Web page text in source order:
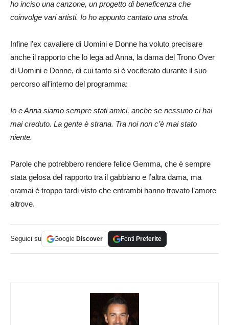
ho inciso una canzone, un progetto di beneficenza che
coinvolge vari artisti. Io ho appunto cantato una strofa.
Infine l’ex cavaliere di Uomini e Donne ha voluto precisare
anche il rapporto che lo lega ad Anna, la dama del Trono Over
di Uomini e Donne, di cui tanto si è vociferato durante il suo
percorso all’interno del programma:
Io e Anna siamo sempre stati amici, anche se nessuno ci hai
mai creduto. La gente è strana. Tra noi non c’è mai stato
niente.
Parole che potrebbero rendere felice Gemma, che è sempre
stata gelosa del rapporto tra il gabbiano e l’altra dama, ma
oramai è troppo tardi visto che entrambi hanno trovato l’amore
altrove.
Seguici su Google Discover Fonti Preferite